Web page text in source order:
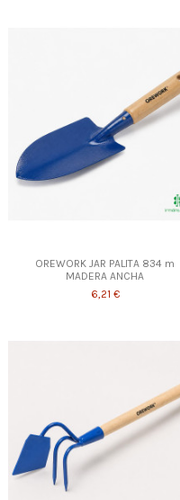
OREWORK JAR PALITA 834 m
MADERA ANCHA
6,21 €